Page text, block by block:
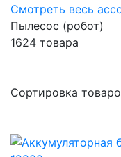
Смотреть весь
Пылесос (робот)
1624 товара
Сортировка